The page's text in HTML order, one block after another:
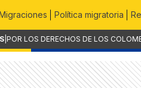
Política migratoria
POR LOS DERECHOS DE LOS